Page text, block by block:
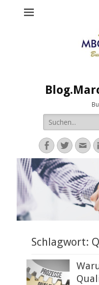
Suche
nach:
Facebook
Twitter
E-
Schlagwort: